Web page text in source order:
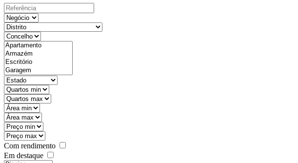
Com rendimento
Em destaque